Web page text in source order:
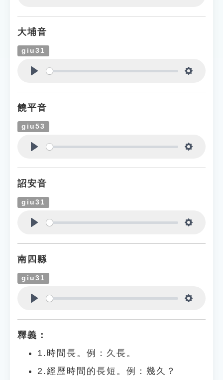
大埔音
giu31
饒平音
giu53
詔安音
giu31
南四縣
giu31
釋義：
1.時間長。例：久長。
2.經歷時間的長短。例：幾久？